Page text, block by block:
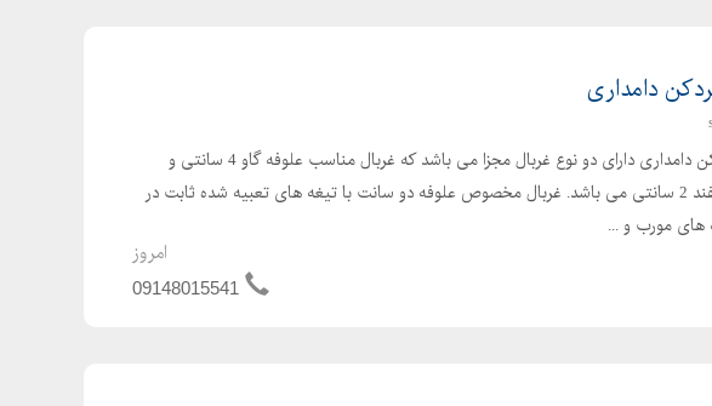
دامداری
علوفه خردکن دامداری دارای دو نوع غربال مجزا می باشد که غربال مناسب علوفه گاو 4 سانتی و
علوفه گوسفند 2 سانتی می باشد. غربال مخصوص علوفه دو سانت با تیغه های تعبیه شده ثابت در
های مورب و ...
امروز
09148015541